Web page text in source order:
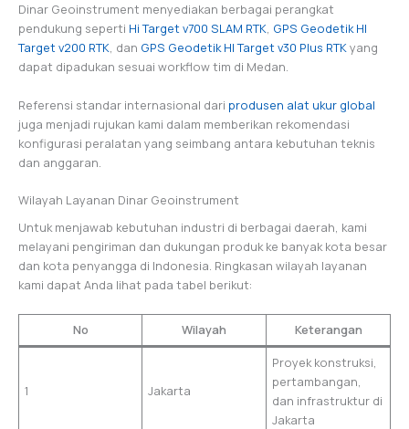
Dinar Geoinstrument menyediakan berbagai perangkat
pendukung seperti Hi Target v700 SLAM RTK, GPS Geodetik HI
Target v200 RTK, dan GPS Geodetik HI Target v30 Plus RTKyang
dapat dipadukan sesuai workflow tim di Medan.
Referensi standar internasional dari produsen alat ukur global
juga menjadi rujukan kami dalam memberikan rekomendasi
konfigurasi peralatan yang seimbang antara kebutuhan teknis
dan anggaran.
Wilayah Layanan Dinar Geoinstrument
Untuk menjawab kebutuhan industri di berbagai daerah, kami
melayani pengiriman dan dukungan produk ke banyak kota besar
dan kota penyangga di Indonesia. Ringkasan wilayah layanan
kami dapat Anda lihat pada tabel berikut:
No Wilayah Keterangan
1 Jakarta
Proyek konstruksi,
pertambangan,
dan infrastruktur di
Jakarta